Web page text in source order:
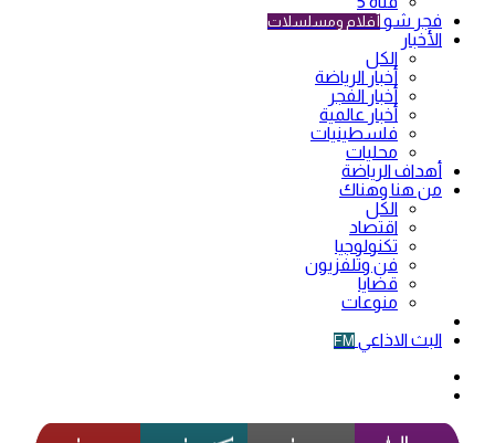
فجر شو أفلام ومسلسلات
الأخبار
الكل
أخبار الرياضة
أخبار الفجر
أخبار عالمية
فلسطينيات
محليات
أهداف الرياضة
من هنا وهناك
الكل
اقتصاد
تكنولوجيا
فن وتلفزيون
قضايا
منوعات
البث الاذاعي FM